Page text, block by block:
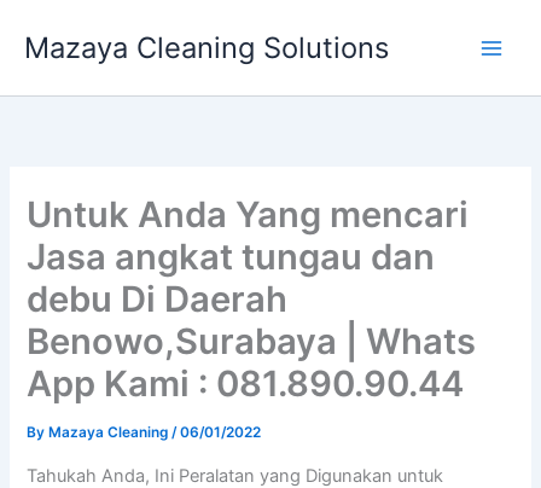
Mazaya Cleaning Solutions
Untuk Anda Yang mencari
Jasa angkat tungau dan
debu Di Daerah
Benowo,Surabaya | Whats
App Kami : 081.890.90.44
By Mazaya Cleaning/06/01/2022
Tahukah Anda, Ini Peralatan yang Digunakan untuk